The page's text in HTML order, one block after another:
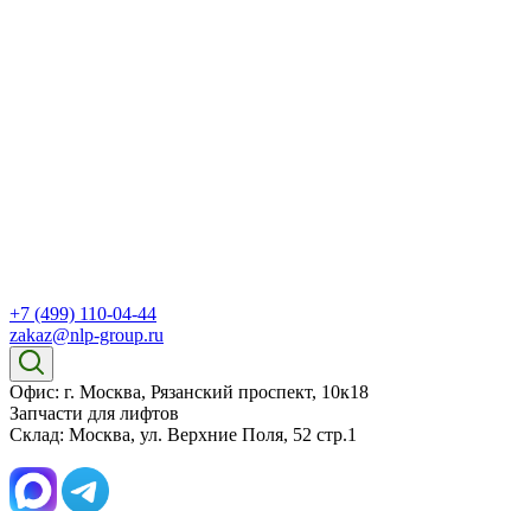
+7 (499) 110-04-44
zakaz@nlp-group.ru
Офис: г. Москва, Рязанский проспект, 10к18
Запчасти для лифтов
Склад: Москва, ул. Верхние Поля, 52 стр.1